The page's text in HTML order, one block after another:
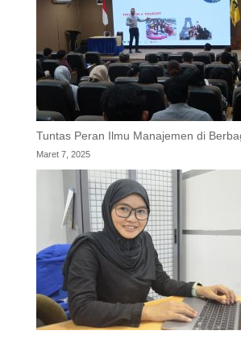
Tuntas Peran Ilmu Manajemen di
Maret 7, 2025